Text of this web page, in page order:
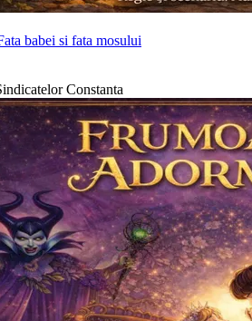
babei si fata mosului
Constanta